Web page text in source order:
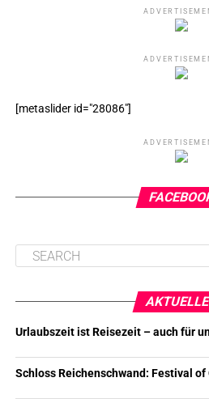
[metaslider id="28086"]
Urlaubszeit ist Reisezeit – auch für
Schloss Reichenschwand: Festival of